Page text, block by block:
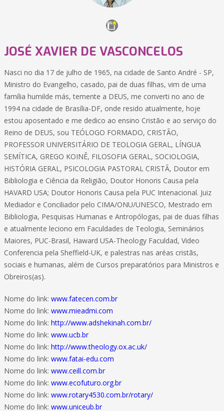
JOSÉ XAVIER DE VASCONCELOS
Nasci no dia 17 de julho de 1965, na cidade de Santo André - SP,
Ministro do Evangelho, casado, pai de duas filhas, vim de uma
família humilde más, temente a DEUS, me converti no ano de
1994 na cidade de Brasília-DF, onde resido atualmente, hoje
estou aposentado e me dedico ao ensino Cristão e ao serviço do
Reino de DEUS, sou TEÓLOGO FORMADO, CRISTÃO,
PROFESSOR UNIVERSITÁRIO DE TEOLOGIA GERAL, LÍNGUA
SEMÍTICA, GREGO KOINÊ, FILOSOFIA GERAL, SOCIOLOGIA,
HISTÓRIA GERAL, PSICOLOGIA PASTORAL CRISTÃ, Doutor em
Bibliologia e Ciência da Religião, Doutor Honoris Causa pela
HAVARD USA; Doutor Honoris Causa pela PUC Intenacional. Juiz
Mediador e Conciliador pelo CIMA/ONU/UNESCO, Mestrado em
Bibliologia, Pesquisas Humanas e Antropólogas, pai de duas filhas
e atualmente leciono em Faculdades de Teologia, Seminários
Maiores, PUC-Brasil, Haward USA-Theology Faculdad, Video
Conferencia pela Sheffield-UK, e palestras nas aréas cristãs,
sociais e humanas, além de Cursos preparatórios para Ministros e
Obreiros(as).
Nome do link: www.fatecen.com.br
Nome do link: www.mieadmi.com
Nome do link: http://www.adshekinah.com.br/
Nome do link: www.ucb.br
Nome do link: http://www.theology.ox.ac.uk/
Nome do link: www.fatai-edu.com
Nome do link: www.ceill.com.br
Nome do link: www.ecofuturo.org.br
Nome do link: www.rotary4530.com.br/rotary/
Nome do link: www.uniceub.br